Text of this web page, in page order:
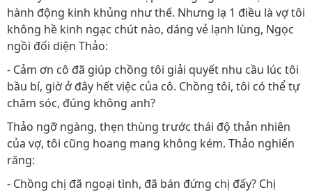
hành động kinh khủng như thế. Nhưng lạ 1 điều là vợ tôi
không hề kinh ngạc chút nào, dáng vẻ lạnh lùng, Ngọc
ngồi đối diện Thảo:
- Cảm ơn cô đã giúp chồng tôi giải quyết nhu cầu lúc tôi
bầu bí, giờ ở đây hết việc của cô. Chồng tôi, tôi có thể tự
chăm sóc, đúng không anh?
Thảo ngỡ ngàng, thẹn thùng trước thái độ thản nhiên
của vợ, tôi cũng hoang mang không kém. Thảo nghiến
răng:
- Chồng chị đã ngoại tình, đã bán đứng chị đấy? Chị